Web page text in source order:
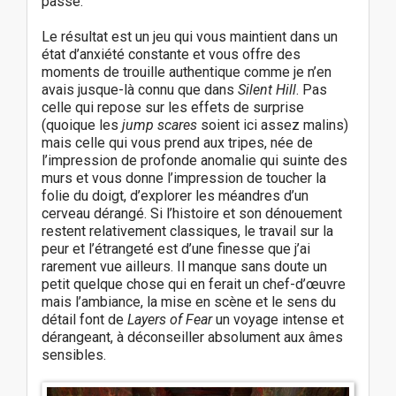
Le résultat est un jeu qui vous maintient dans un
état d’anxiété constante et vous offre des
moments de trouille authentique comme je n’en
avais jusque-là connu que dans Silent Hill. Pas
celle qui repose sur les effets de surprise
(quoique les jump scares soient ici assez malins)
mais celle qui vous prend aux tripes, née de
l’impression de profonde anomalie qui suinte des
murs et vous donne l’impression de toucher la
folie du doigt, d’explorer les méandres d’un
cerveau dérangé. Si l’histoire et son dénouement
restent relativement classiques, le travail sur la
peur et l’étrangeté est d’une finesse que j’ai
rarement vue ailleurs. Il manque sans doute un
petit quelque chose qui en ferait un chef-d’œuvre
mais l’ambiance, la mise en scène et le sens du
détail font de Layers of Fearun voyage intense et
dérangeant, à déconseiller absolument aux âmes
sensibles.